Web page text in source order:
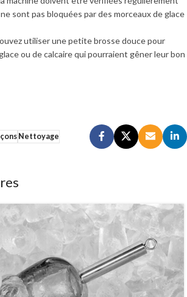
ne sont pas bloquées par des morceaux de glace
utiliser une petite brosse douce pour
ou de calcaire qui pourraient gêner leur bon
Nettoyage